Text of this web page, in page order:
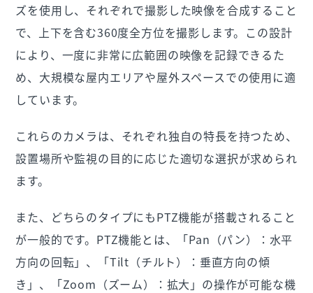
ズを使用し、それぞれで撮影した映像を合成すること
で、上下を含む360度全方位を撮影します。この設計
により、一度に非常に広範囲の映像を記録できるた
め、大規模な屋内エリアや屋外スペースでの使用に適
しています。
これらのカメラは、それぞれ独自の特長を持つため、
設置場所や監視の目的に応じた適切な選択が求められ
ます。
また、どちらのタイプにもPTZ機能が搭載されること
が一般的です。PTZ機能とは、「Pan（パン）：水平
方向の回転」、「Tilt（チルト）：垂直方向の傾
き」、「Zoom（ズーム）：拡大」の操作が可能な機